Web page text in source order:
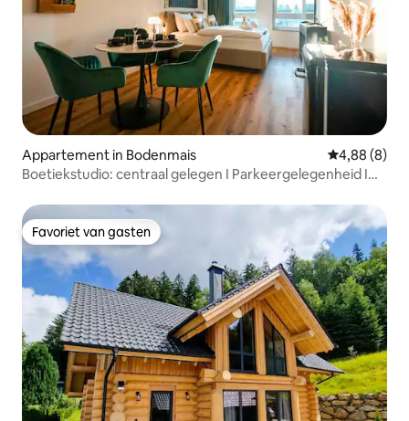
Appartement in Bodenmais Gemiddelde
4,88 (8)
Boetiekstudio: centraal gelegen I Parkeergelegenheid I
Favoriet van gasten
Favoriet van gasten